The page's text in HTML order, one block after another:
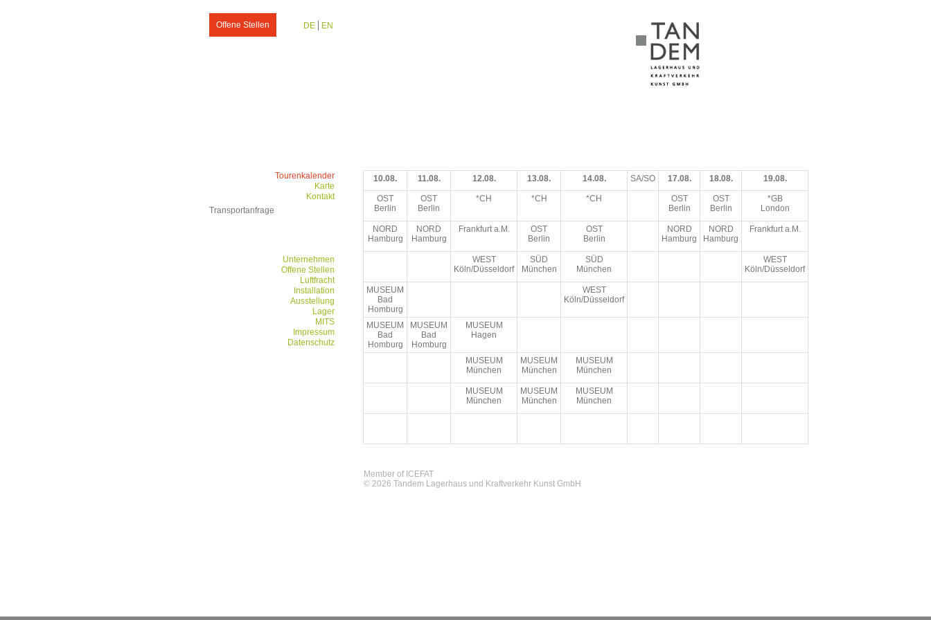
Offene Stellen DE EN
10.08. 11.08. 12.08. 13.08. 14.08. SA/SO 17.08. 18.08. 19.08.
OST
Berlin
OST
Berlin
*CH *CH *CH
OST
Berlin
OST
Berlin
*GB
London
NORD
Hamburg
NORD
Hamburg
Frankfurt a.M.
OST
Berlin
OST
Berlin
NORD
Hamburg
NORD
Hamburg
Frankfurt a.M.
WEST
Köln/Düsseldorf
SÜD
München
SÜD
München
WEST
Köln/Düsseldorf
MUSEUM
Bad
Homburg
WEST
Köln/Düsseldorf
MUSEUM
Bad
Homburg
MUSEUM
Bad
Homburg
MUSEUM
Hagen
MUSEUM
München
MUSEUM
München
MUSEUM
München
MUSEUM
München
MUSEUM
München
MUSEUM
München
Tourenkalender
Karte
Kontakt
Transportanfrage
Unternehmen
Offene Stellen
Luftfracht
Installation
Ausstellung
Lager
MITS
Impressum
Datenschutz
Member of ICEFAT
© 2026 Tandem Lagerhaus und Kraftverkehr Kunst GmbH